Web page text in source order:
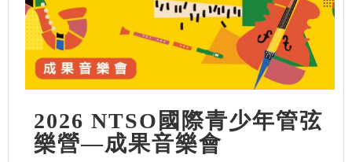
2026 NTSO國際青少年管弦
樂營—成果音樂會